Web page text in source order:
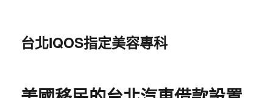
台北IQOS指定美容專科